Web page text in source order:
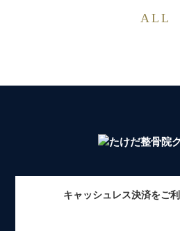
ALL
キャッシュレス決済をご